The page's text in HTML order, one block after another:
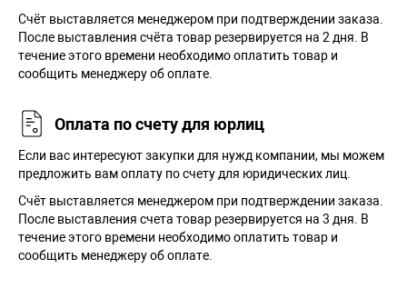
Cчёт выставляется менеджером при подтверждении заказа.
После выставления счёта товар резервируется на 2 дня. В
течение этого времени необходимо оплатить товар и
сообщить менеджеру об оплате.
Оплата по счету для юрлиц
Если вас интересуют закупки для нужд компании, мы можем
предложить вам оплату по счету для юридических лиц.
Счёт выставляется менеджером при подтверждении заказа.
После выставления счета товар резервируется на 3 дня. В
течение этого времени необходимо оплатить товар и
сообщить менеджеру об оплате.